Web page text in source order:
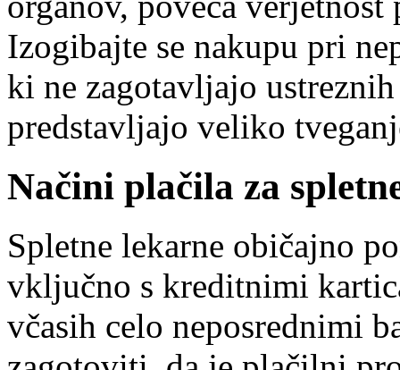
Izogibajte se nakupu pri
ki ne zagotavljajo
predstavljajo veliko
Načini plačila za
Spletne lekarne običajno
vključno s kreditnimi
včasih celo neposrednimi